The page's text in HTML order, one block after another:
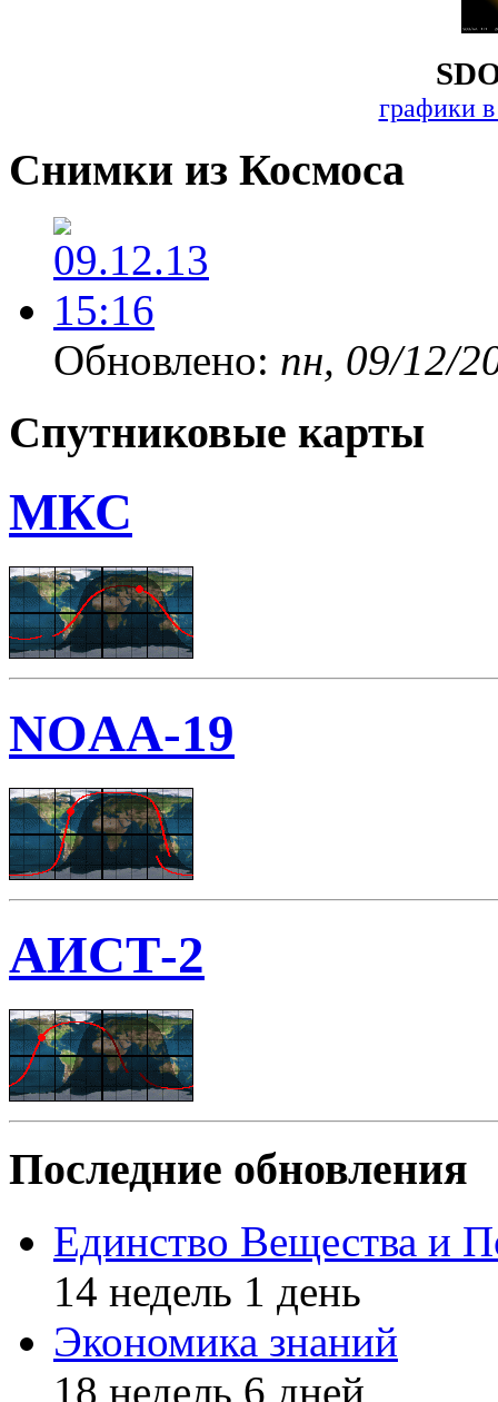
графики
Снимки из Космоса
Обновлено: пн, 09/12/
Спутниковые карты
МКС
NOAA-19
АИСТ-2
Последние обновления
Единство Вещества и
14 недель 1 день
Экономика знаний
18 недель 6 дней